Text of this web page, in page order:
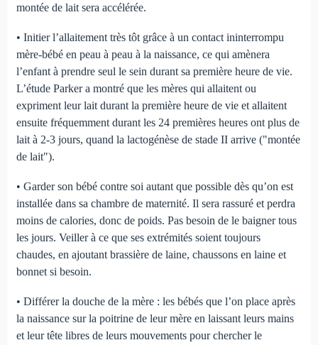
montée de lait sera accélérée.
• Initier l’allaitement très tôt grâce à un contact ininterrompu
mère-bébé en peau à peau à la naissance, ce qui amènera
l’enfant à prendre seul le sein durant sa première heure de vie.
L’étude Parker a montré que les mères qui allaitent ou
expriment leur lait durant la première heure de vie et allaitent
ensuite fréquemment durant les 24 premières heures ont plus de
lait à 2-3 jours, quand la lactogénèse de stade II arrive ("montée
de lait").
• Garder son bébé contre soi autant que possible dès qu’on est
installée dans sa chambre de maternité. Il sera rassuré et perdra
moins de calories, donc de poids. Pas besoin de le baigner tous
les jours. Veiller à ce que ses extrémités soient toujours
chaudes, en ajoutant brassière de laine, chaussons en laine et
bonnet si besoin.
• Différer la douche de la mère : les bébés que l’on place après
la naissance sur la poitrine de leur mère en laissant leurs mains
et leur tête libres de leurs mouvements pour chercher le